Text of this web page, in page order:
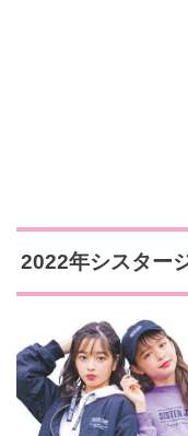
2022年シスター